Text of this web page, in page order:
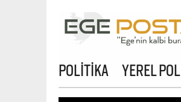
POLİTİKA YEREL